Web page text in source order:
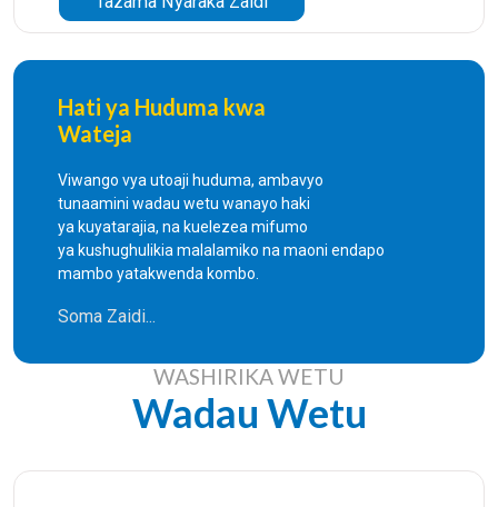
3
Cheti cha ndoa
iliyofungwa nje ya
nchi (Foreign
Marriage)
200,000/=
Cheti cha Talaka 40,000/=
Cheti cha Talaka
6
Leseni ya kufunga
ndoa mahali
200,000/=
Hati ya Huduma kwa
Wateja
Viwango vya utoaji huduma, ambavyo
tunaamini wadau wetu wanayo haki
ya kuyatarajia, na kuelezea mifumo
ya kushughulikia malalamiko na maoni endapo
mambo yatakwenda kombo.
Soma Zaidi...
WASHIRIKA WETU
Wadau Wetu